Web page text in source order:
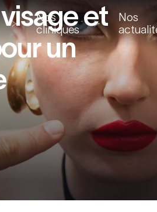
Nos
cliniques
Nos
et
un